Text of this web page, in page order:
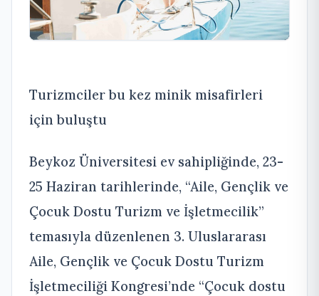
Turizmciler bu kez minik misafirleri
için buluştu
Beykoz Üniversitesi ev sahipliğinde, 23-
25 Haziran tarihlerinde, “Aile, Gençlik ve
Çocuk Dostu Turizm ve İşletmecilik”
temasıyla düzenlenen 3. Uluslararası
Aile, Gençlik ve Çocuk Dostu Turizm
İşletmeciliği Kongresi’nde “Çocuk dostu